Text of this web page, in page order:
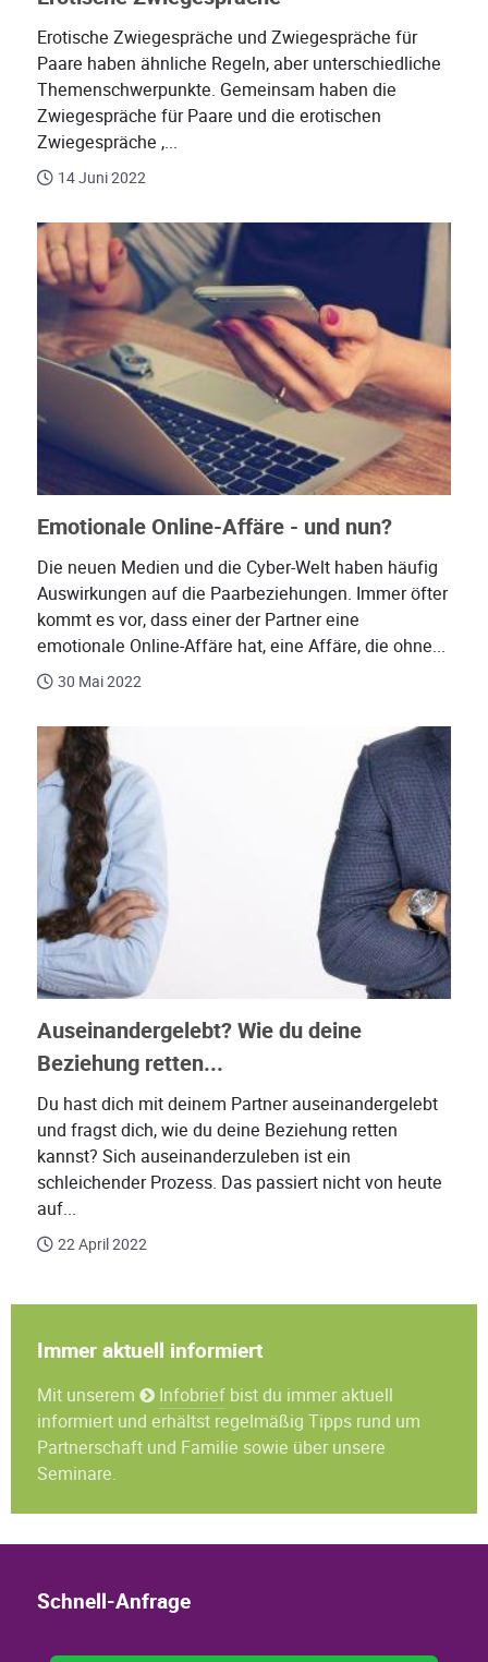
Erotische Zwiegespräche und Zwiegespräche für
Paare haben ähnliche Regeln, aber unterschiedliche
Themenschwerpunkte. Gemeinsam haben die
Zwiegespräche für Paare und die erotischen
Zwiegespräche ,...
14 Juni 2022
Emotionale Online-Affäre - und nun?
Die neuen Medien und die Cyber-Welt haben häufig
Auswirkungen auf die Paarbeziehungen. Immer öfter
kommt es vor, dass einer der Partner eine
emotionale Online-Affäre hat, eine Affäre, die ohne...
30 Mai 2022
Auseinandergelebt? Wie du deine
Beziehung retten...
Du hast dich mit deinem Partner auseinandergelebt
und fragst dich, wie du deine Beziehung retten
kannst? Sich auseinanderzuleben ist ein
schleichender Prozess. Das passiert nicht von heute
auf...
22 April 2022
Immer aktuell informiert
Mit unserem Infobrief bist du immer aktuell
informiert und erhältst regelmäßig Tipps rund um
Partnerschaft und Familie sowie über unsere
Seminare.
Schnell-Anfrage